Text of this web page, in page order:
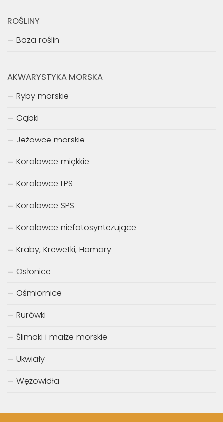
ROŚLINY
Baza roślin
AKWARYSTYKA MORSKA
Ryby morskie
Gąbki
Jeżowce morskie
Koralowce miękkie
Koralowce LPS
Koralowce SPS
Koralowce niefotosyntezujące
Kraby, Krewetki, Homary
Osłonice
Ośmiornice
Rurówki
Ślimaki i małże morskie
Ukwiały
Wężowidła